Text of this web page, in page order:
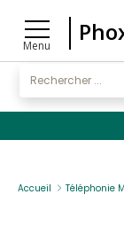
Menu
Accueil Téléphonie